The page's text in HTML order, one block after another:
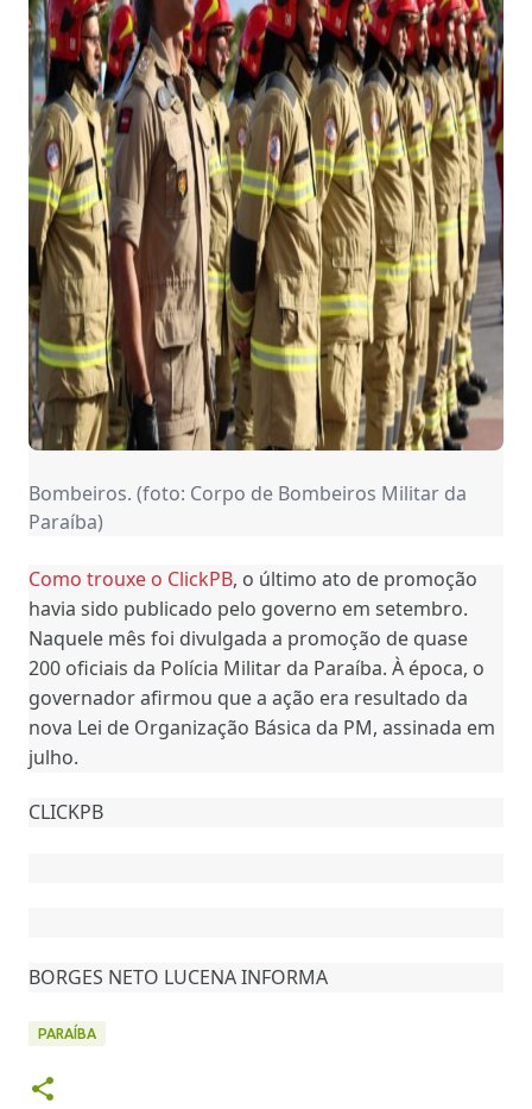
Bombeiros. (foto: Corpo de Bombeiros Militar da
Paraíba)
Como trouxe o ClickPB, o último ato de promoção
havia sido publicado pelo governo em setembro.
Naquele mês foi divulgada a promoção de quase
200 oficiais da Polícia Militar da Paraíba. À época, o
governador afirmou que a ação era resultado da
nova Lei de Organização Básica da PM, assinada em
julho.
CLICKPB
BORGES NETO LUCENA INFORMA
PARAÍBA